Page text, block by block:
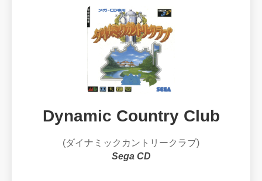
Dynamic Country Club
(ダイナミックカントリークラブ)
Sega CD